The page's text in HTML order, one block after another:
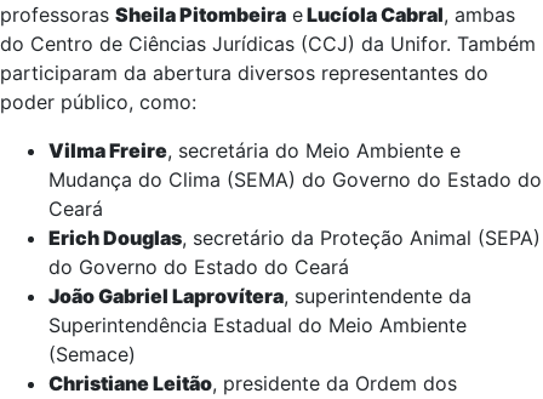
professoras Sheila Pitombeira eLucíola Cabral, ambas
do Centro de Ciências Jurídicas (CCJ) da Unifor. Também
participaram da abertura diversos representantes do
poder público, como:
Vilma Freire, secretária do Meio Ambiente e
Mudança do Clima (SEMA) do Governo do Estado do
Ceará
Erich Douglas, secretário da Proteção Animal (SEPA)
do Governo do Estado do Ceará
João Gabriel Laprovítera, superintendente da
Superintendência Estadual do Meio Ambiente
(Semace)
Christiane Leitão, presidente da Ordem dos